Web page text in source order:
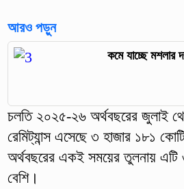
আরও পড়ুন
কমে যাচ্ছে মশলার
চলতি ২০২৫-২৬ অর্থবছরের জুলাই
রেমিট্যান্স এসেছে ৩ হাজার ১৮১
অর্থবছরের একই সময়ের তুলনায়
বেশি।